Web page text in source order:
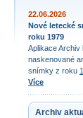
22.06.2026
Nové letecké
roku 1979
Aplikace Archiv
naskenované
snímky z roku
Více
Archiv